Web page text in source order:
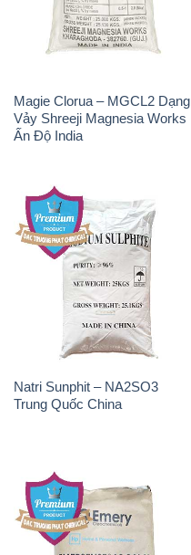
Magie Clorua – MGCL2 Dạng
Vảy Shreeji Magnesia Works
Ấn Độ India
Natri Sunphit – NA2SO3
Trung Quốc China